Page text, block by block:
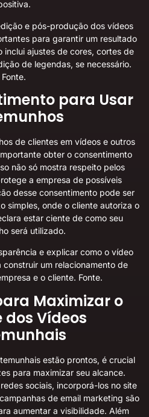
e pós-produção dos vídeos
para garantir um resultado
inclui ajustes de cores, cortes de
de legendas, se necessário.
Fonte.
para Usar
de clientes em vídeos e outros
obter o consentimento
não só mostra respeito pelos
a empresa de possíveis
desse consentimento pode ser
simples, onde o cliente autoriza o
estar ciente de como seu
será utilizado.
e explicar como o vídeo
um relacionamento de
e o cliente. Fonte.
Maximizar o
Vídeos
estão prontos, é crucial
para maximizar seu alcance.
sociais, incorporá-los no site
de email marketing são
aumentar a visibilidade. Além